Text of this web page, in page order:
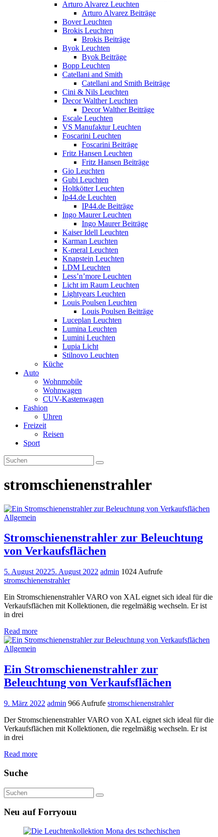
Arturo Alvarez Leuchten
Arturo Alvarez Beiträge
Bover Leuchten
Brokis Leuchten
Brokis Beiträge
Byok Leuchten
Byok Beiträge
Bopp Leuchten
Catellani and Smith
Catellani and Smith Beiträge
Cini & Nils Leuchten
Decor Walther Leuchten
Decor Walther Beiträge
Escale Leuchten
VS Manufaktur Leuchten
Foscarini Leuchten
Foscarini Beiträge
Fritz Hansen Leuchten
Fritz Hansen Beiträge
Gio Leuchten
Gubi Leuchten
Holtkötter Leuchten
Ip44.de Leuchten
IP44.de Beiträge
Ingo Maurer Leuchten
Ingo Maurer Beiträge
Kaiser Idell Leuchten
Karman Leuchten
K-meral Leuchten
Knapstein Leuchten
LDM Leuchten
Less’n’more Leuchten
Licht im Raum Leuchten
Lightyears Leuchten
Louis Poulsen Leuchten
Louis Poulsen Beiträge
Luceplan Leuchten
Lumina Leuchten
Lumini Leuchten
Lupia Licht
Stilnovo Leuchten
Küche
Auto
Wohnmobile
Wohnwagen
CUV-Kastenwagen
Fashion
Uhren
Freizeit
Reisen
Sport
stromschienenstrahler
Allgemein
Stromschienenstrahler zur Beleuchtung
von Verkaufsflächen
5. August 20225. August 2022 admin 1024 Aufrufe
stromschienenstrahler
Ein Stromschienenstrahler VARO von XAL eignet sich ideal für die
Verkaufsflächen mit Kollektionen, die regelmäßig wechseln. Er ist
in drei
Read more
Allgemein
Ein Stromschienenstrahler zur
Beleuchtung von Verkaufsflächen
9. März 2022 admin 966 Aufrufe stromschienenstrahler
Der Stromschienenstrahler VARO von XAL eignet sich ideal für die
Verkaufsflächen mit Kollektionen, die regelmäßig wechseln. Er ist
in drei
Read more
Suche
Neu auf Forryouu